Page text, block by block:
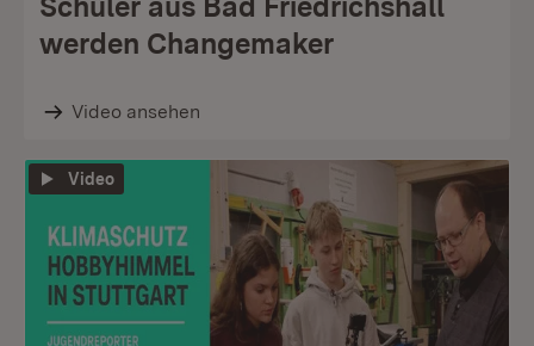
werden Changemaker
Video ansehen
Video